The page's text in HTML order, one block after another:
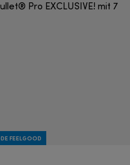
FEELGOOD